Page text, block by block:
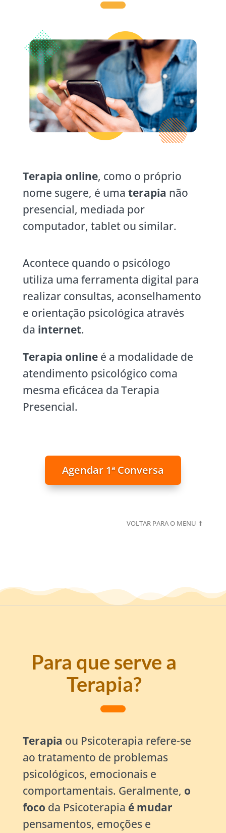
Terapia online, como o próprio
nome sugere, é uma terapia não
presencial, mediada por
computador, tablet ou similar.
Acontece quando o psicólogo
utiliza uma ferramenta digital para
realizar consultas, aconselhamento
e orientação psicológica através
da internet.
Terapia onlineé a modalidade de
atendimento psicológico coma
mesma eficácea da Terapia
Presencial.
Agendar 1ª Conversa
VOLTAR PARA O MENU ⬆
Para que serve a
Terapia?
Terapia ou Psicoterapia refere-se
ao tratamento de problemas
psicológicos, emocionais e
comportamentais. Geralmente, o
foco da Psicoterapia é mudar
pensamentos, emoções e